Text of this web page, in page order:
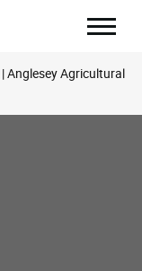
Anglesey Agricultural